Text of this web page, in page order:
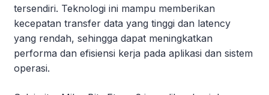
tersendiri. Teknologi ini mampu memberikan
kecepatan transfer data yang tinggi dan latency
yang rendah, sehingga dapat meningkatkan
performa dan efisiensi kerja pada aplikasi dan sistem
operasi.